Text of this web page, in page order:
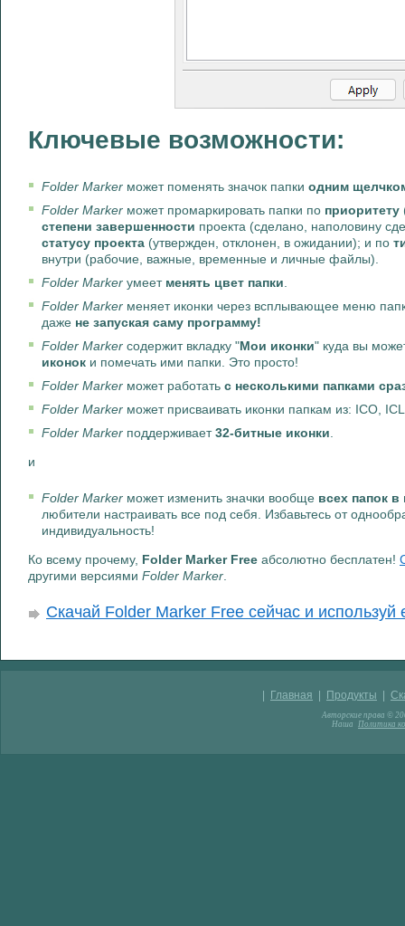
Ключевые возможности:
Folder Marker может поменять значок папки одним
Folder Marker может промаркировать папки по приоритету
степени завершенности проекта (сделано, наполовину
статусу проекта (утвержден, отклонен, в ожидании); и по
внутри (рабочие, важные, временные и личные файлы).
Folder Marker умеет менять цвет папки
Folder Marker меняет иконки через всплывающее меню
даже не запуская саму программу!
Folder Marker содержит вкладку "Мои иконки" куда вы
иконок и помечать ими папки. Это просто!
Folder Marker может работать с несколькими папками
Folder Marker может присваивать иконки папкам из: ICO,
Folder Marker поддерживает32-битные иконки
и
Folder Marker может изменить значки вообще всех папок
любители настраивать все под себя. Избавьтесь от
индивидуальность!
Ко всему прочему, Folder Marker Free абсолютно бесплатен!
другими версиями Folder Marker
Скачай Folder Marker Free сейчас и используй
Главная Продукты
Авторские права ©
Наша Политика